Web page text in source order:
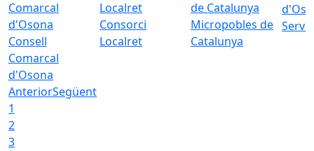
Consell
Comarcal
d'Osona
Consorci
Localret
Micropobles de
Catalunya
AnteriorSegüent
1
2
3